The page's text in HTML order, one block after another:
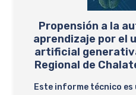
Propensión a la
aprendizaje por el
artificial
Regional de
Este informe técnico